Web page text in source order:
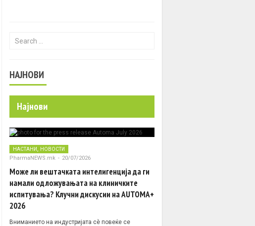
Search for:
НАЈНОВИ
Најнови
НАСТАНИ , НОВОСТИ
PharmaNEWS.mk - 20/07/2026
Може ли вештачката интелигенција да ги
намали одложувањата на клиничките
испитувања? Клучни дискусии на AUTOMA+
2026
Вниманието на индустријата сè повеќе се